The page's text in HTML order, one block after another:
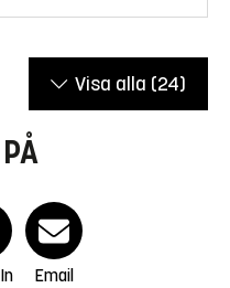
Visa alla (24)
Email